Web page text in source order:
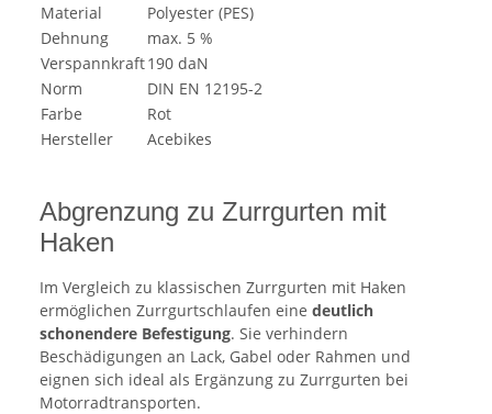
Material
Polyester (PES)
Dehnung
max. 5 %
Verspannkraft190 daN
Norm
DIN EN 12195-2
Farbe
Rot
Hersteller
Acebikes
Abgrenzung zu Zurrgurten mit
Haken
Im Vergleich zu klassischen Zurrgurten mit Haken
ermöglichen Zurrgurtschlaufen eine deutlich
schonendere Befestigung. Sie verhindern
Beschädigungen an Lack, Gabel oder Rahmen und
eignen sich ideal als Ergänzung zu Zurrgurten bei
Motorradtransporten.